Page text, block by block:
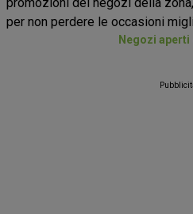
per non perdere le occasioni
Negozi aperti